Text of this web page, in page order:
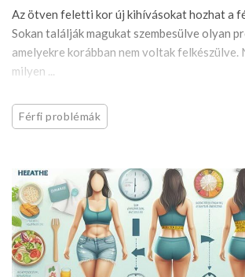
Az ötven feletti kor új kihívásokat hozhat a
Sokan találják magukat szembesülve olyan
amelyekre korábban nem voltak felkészülve.
milyen ...
Férfi problémák